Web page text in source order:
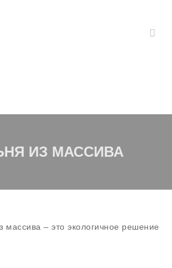
ИЗ МАССИВА
массива – это экологичное решение